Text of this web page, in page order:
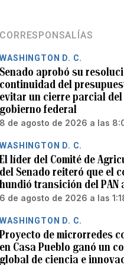
CORRESPONSALÍAS
WASHINGTON D. C.
Senado aprobó su
continuidad del
evitar un cierre parcial del
gobierno federal
8 de agosto de 2026 a las
WASHINGTON D. C.
El líder del Comité de
del Senado reiteró que el
hundió transición del PAN
6 de agosto de 2026 a las
WASHINGTON D. C.
Proyecto de microrredes
en Casa Pueblo ganó un
global de ciencia e